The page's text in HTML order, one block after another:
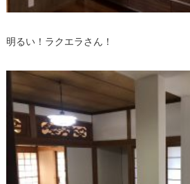
明るい！ラクエラさん！